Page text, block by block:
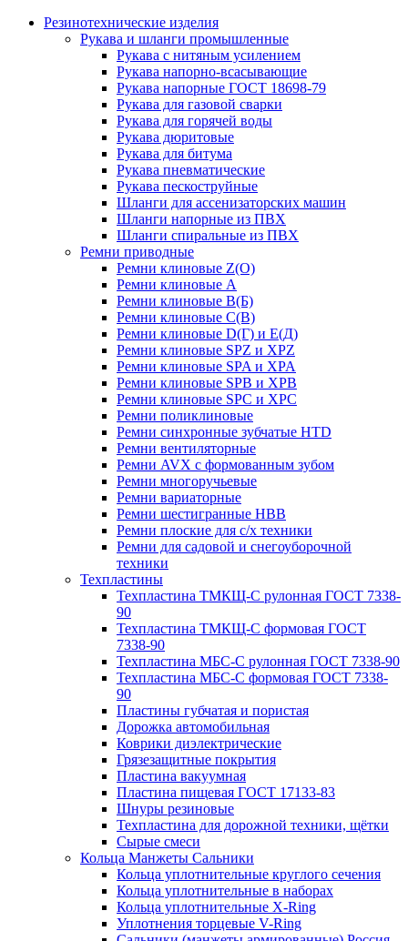
Резинотехнические изделия
Рукава и шланги промышленные
Рукава с нитяным усилением
Рукава напорно-всасывающие
Рукава напорные ГОСТ 18698-79
Рукава для газовой сварки
Рукава для горячей воды
Рукава дюритовые
Рукава для битума
Рукава пневматические
Рукава пескоструйные
Шланги для ассенизаторских машин
Шланги напорные из ПВХ
Шланги спиральные из ПВХ
Ремни приводные
Ремни клиновые Z(О)
Ремни клиновые А
Ремни клиновые В(Б)
Ремни клиновые С(В)
Ремни клиновые D(Г) и Е(Д)
Ремни клиновые SPZ и XPZ
Ремни клиновые SPA и XPA
Ремни клиновые SPB и XPB
Ремни клиновые SPC и XPC
Ремни поликлиновые
Ремни синхронные зубчатые HTD
Ремни вентиляторные
Ремни AVX с формованным зубом
Ремни многоручьевые
Ремни вариаторные
Ремни шестигранные HBB
Ремни плоские для с/х техники
Ремни для садовой и снегоуборочной
техники
Техпластины
Техпластина ТМКЩ-С рулонная ГОСТ 7338-
90
Техпластина ТМКЩ-С формовая ГОСТ
7338-90
Техпластина МБС-С рулонная ГОСТ 7338-90
Техпластина МБС-С формовая ГОСТ 7338-
90
Пластины губчатая и пористая
Дорожка автомобильная
Коврики диэлектрические
Грязезащитные покрытия
Пластина вакуумная
Пластина пищевая ГОСТ 17133-83
Шнуры резиновые
Техпластина для дорожной техники, щётки
Сырые смеси
Кольца Манжеты Сальники
Кольца уплотнительные круглого сечения
Кольца уплотнительные в наборах
Кольца уплотнительные Х-Ring
Уплотнения торцевые V-Ring